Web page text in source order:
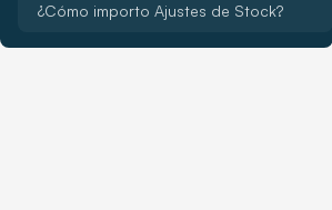
¿Cómo importo Ajustes de Stock?